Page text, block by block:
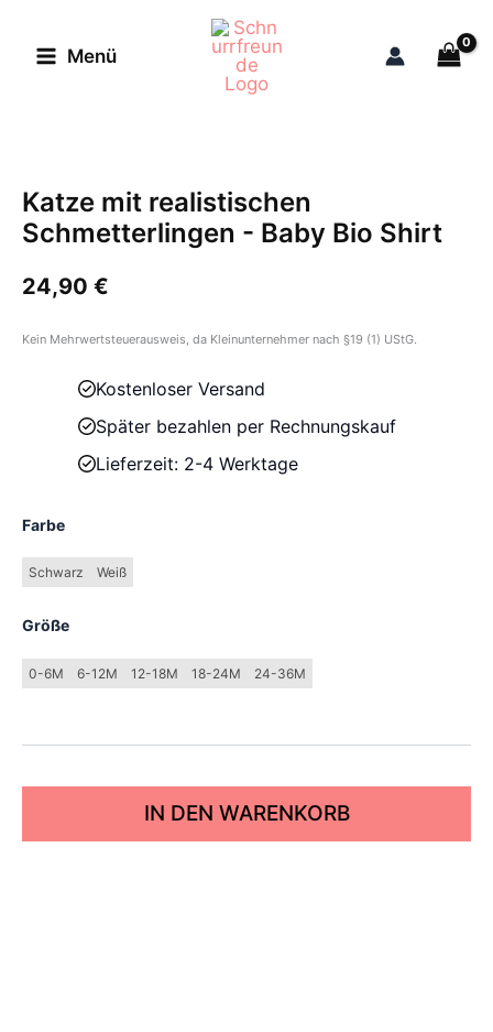
Inhalt
Menü
Katze mit realistischen
Schmetterlingen - Baby Bio Shirt
24,90 €
Kein Mehrwertsteuerausweis, da Kleinunternehmer nach §19 (1) UStG.
Kostenloser Versand
Später bezahlen per Rechnungskauf
Lieferzeit: 2-4 Werktage
Farbe
Schwarz Weiß
Größe
0-6M 6-12M 12-18M 18-24M 24-36M
IN DEN WARENKORB